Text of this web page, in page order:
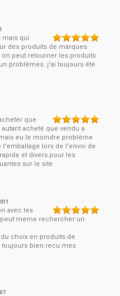
mais qui
des produits de marques
peut retourner les produits
problèmes. j'ai toujours été
que
acheté que vendu a
eu le moindre problème
l'emballage lors de l'envoi de
et divers.pour les
sur le site
avec les
meme rechercher un
choix en produits.de
toujours bien recu mes